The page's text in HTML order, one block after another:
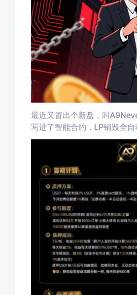
最近又冒出个新盘，叫
写进了智能合约，LP销毁全